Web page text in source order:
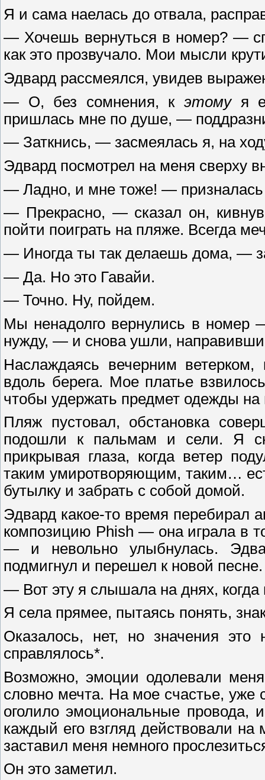
Я и сама наелась до отвала,
— Хочешь вернуться в номер? —
как это прозвучало. Мои мысли
Эдвард рассмеялся, увидев
— О, без сомнения, к этомуя
пришлась мне по душе, —
— Заткнись, — засмеялась я, на
Эдвард посмотрел на меня сверху
— Ладно, и мне тоже! —
— Прекрасно, — сказал он,
пойти поиграть на пляже. Всегда
— Иногда ты так делаешь дома, —
— Да. Но это Гавайи.
— Точно. Ну, пойдем.
Мы ненадолго вернулись в номер
нужду, — и снова ушли,
Наслаждаясь вечерним
вдоль берега. Мое платье
чтобы удержать предмет одежды
Пляж пустовал, обстановка
подошли к пальмам и сели. Я
прикрывая глаза, когда ветер
таким умиротворяющим, таким…
бутылку и забрать с собой домой.
Эдвард какое-то время перебирал
композицию Phish — она играла в
— и невольно улыбнулась.
подмигнул и перешел к новой
— Вот эту я слышала на днях, когда
Я села прямее, пытаясь понять,
Оказалось, нет, но значения
справлялось*.
Возможно, эмоции одолевали
словно мечта. На мое счастье, уже
оголило эмоциональные провода,
каждый его взгляд действовали
заставил меня немного
Он это заметил.